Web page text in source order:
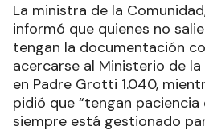
La ministra de la
informó que quienes no
tengan la documentación
acercarse al Ministerio de
en Padre Grotti 1.040,
pidió que “tengan
siempre está gestionado